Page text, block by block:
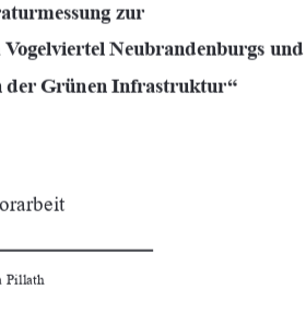
zur
Neubrandenburgs und
der Grünen Infrastruktur“
Pillath